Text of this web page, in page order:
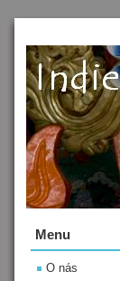
Menu
O nás